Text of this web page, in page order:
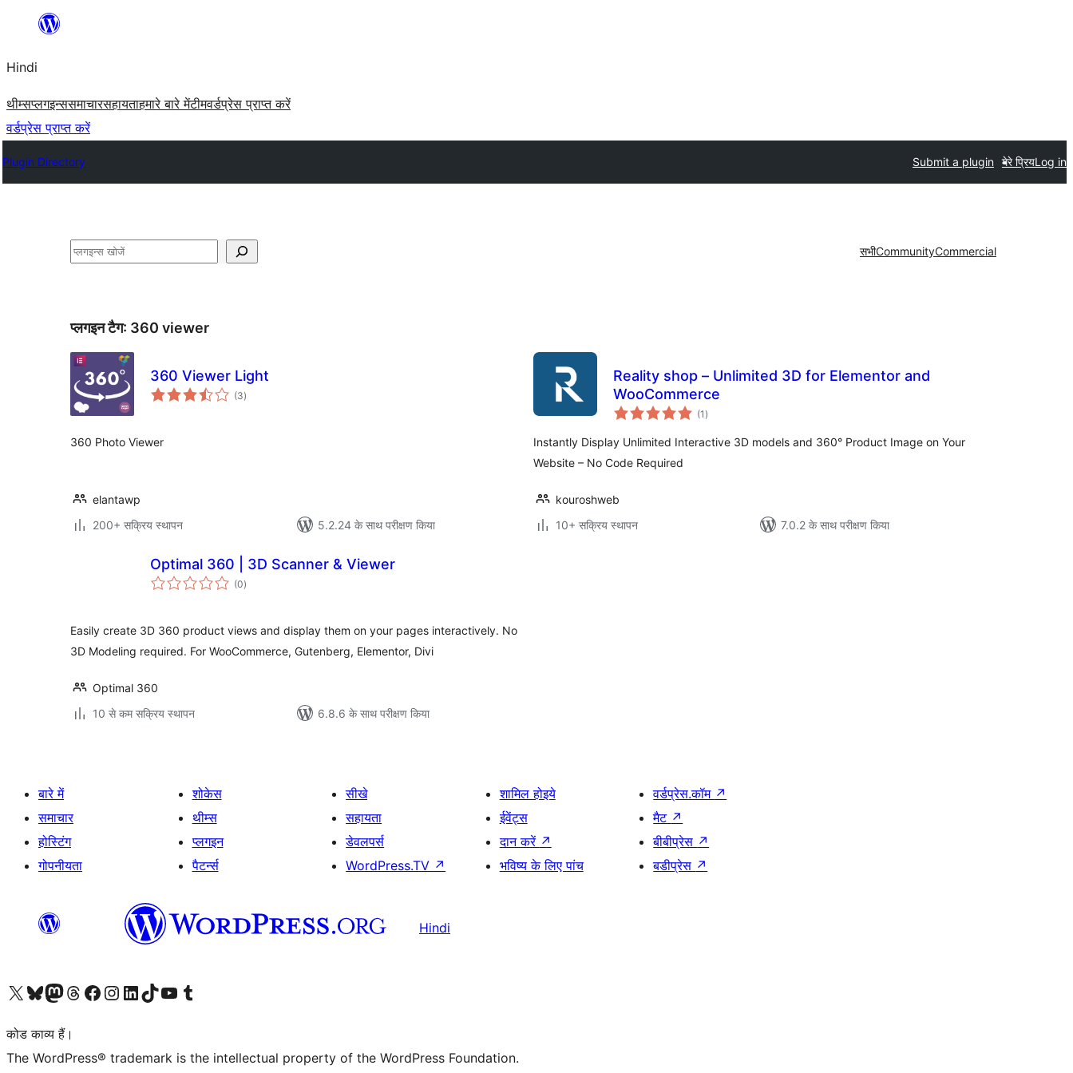
सामग्री
जाएं
Hindi
थीम्सप्लगइन्ससमाचारसहायताहमारे बारे मेंटीमवर्डप्रेस प्राप्त करें
वर्डप्रेस प्राप्त करें
Plugin Directory Submit a plugin मेरे प्रियLog in
खोजें सभीCommunityCommercial
प्लगइन टैग: 360 viewer
360 Viewer Light
(3कुल
दर)
360 Photo Viewer
elantawp
200+ सक्रिय स्थापन
5.2.24 के साथ परीक्षण किया
Reality shop – Unlimited 3D for Elementor and
WooCommerce
(1 कुल
दर)
Instantly Display Unlimited Interactive 3D models and 360° Product Image on Your
Website – No Code Required
kouroshweb
10+ सक्रिय स्थापन
7.0.2 के साथ परीक्षण किया
Optimal 360 | 3D Scanner & Viewer
(0कुल
दर)
Easily create 3D 360 product views and display them on your pages interactively. No
3D Modeling required. For WooCommerce, Gutenberg, Elementor, Divi
Optimal 360
10 से कम सक्रिय स्थापन
6.8.6 के साथ परीक्षण किया
बारे में
समाचार
होस्टिंग
गोपनीयता
शोकेस
थीम्स
प्लगइन
पैटर्न्स
सीखे
सहायता
डेवलपर्स
WordPress.TV ↗
शामिल होइये
ईवेंट्स
दान करें ↗
भविष्य के लिए पांच
वर्डप्रेस.कॉम ↗
मैट ↗
बीबीप्रेस ↗
बडीप्रेस ↗
Hindi
Visit our X (formerly Twitter) account
हमारे बलुस्की खाते पर जाएँVisit our Mastodon account
हमारे थ्रेड्स अकाउंट पर जाएंहमारे फेसबुक पेज पर जाएँहमारे इंस्टाग्राम अकाउंट पर जाएंहमारे लिंक्डइन खाते पर जाएँहमारे टिकटॉक खाते पर जाएँहमारे यूट्यूब चैनल पर जाएंहमारे Tumblr खाते पर जाएँ
कोड काव्य हैं।
The WordPress® trademark is the intellectual property of the WordPress Foundation.